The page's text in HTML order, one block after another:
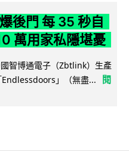
後門 每 35 秒自
萬用家私隱堪憂
智博通電子（Zbtlink）生產
」（無盡...
閱